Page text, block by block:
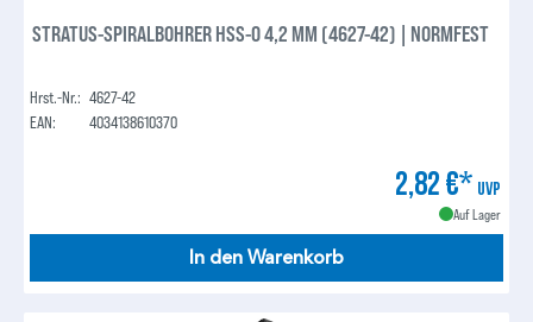
STRATUS-SPIRALBOHRER HSS-O 4,2 MM (4627-42) | NORMFEST
Hrst.-Nr.: 4627-42
EAN:
4034138610370
2,82 €* UVP
Auf Lager
In den Warenkorb